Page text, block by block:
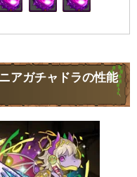
アガチャドラの性能